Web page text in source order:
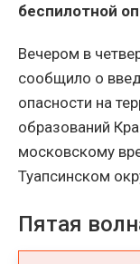
беспилотной
Вечером в
сообщило о
опасности на
образований
московскому
Туапсинском
Пятая